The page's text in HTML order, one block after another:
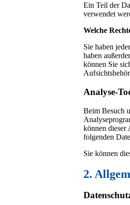
Ein Teil der
verwendet
Welche
Sie haben
haben
können Sie
Analyse-
Beim Besuch
können dieser
folgenden
Sie können
2.